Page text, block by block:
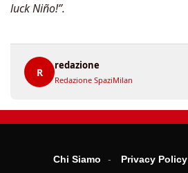
luck Niño!”.
R
redazione
Redazione SpaziMilan
Chi Siamo Privacy Policy